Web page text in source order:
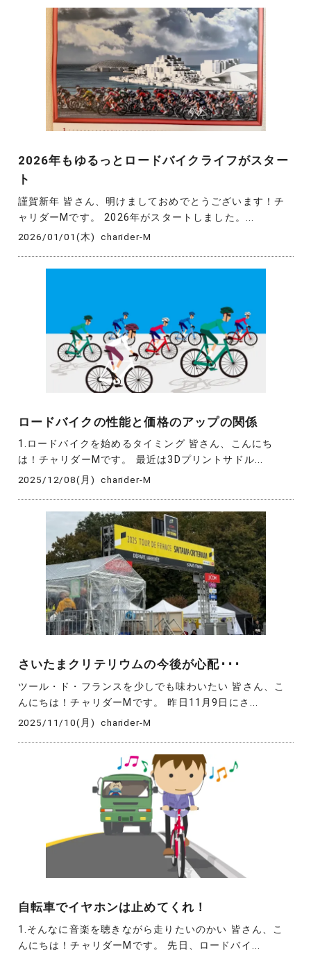
2026年もゆるっとロードバイクライフがスター
ト
謹賀新年 皆さん、明けましておめでとうございます！チ
ャリダーMです。 2026年がスタートしました。...
2026/01/01(木) charider-M
ロードバイクの性能と価格のアップの関係
1.ロードバイクを始めるタイミング 皆さん、こんにち
は！チャリダーMです。 最近は3Dプリントサドル...
2025/12/08(月) charider-M
さいたまクリテリウムの今後が心配･･･
ツール・ド・フランスを少しでも味わいたい 皆さん、こ
んにちは！チャリダーMです。 昨日11月9日にさ...
2025/11/10(月) charider-M
自転車でイヤホンは止めてくれ！
1.そんなに音楽を聴きながら走りたいのかい 皆さん、こ
んにちは！チャリダーMです。 先日、ロードバイ...